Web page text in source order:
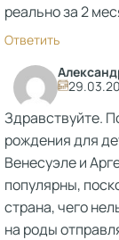
реально за 2
Ответить
Здравствуйте.
рождения для
Венесуэле и
популярны,
страна, чего
на роды